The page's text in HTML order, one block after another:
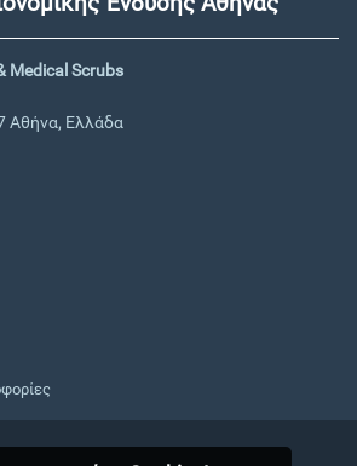
Medical Scrubs
Αθήνα, Ελλάδα